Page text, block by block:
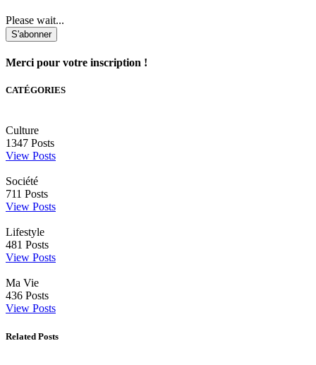
Please wait...
S'abonner
Merci pour votre inscription !
CATÉGORIES
Culture
1347 Posts
View Posts
Société
711 Posts
View Posts
Lifestyle
481 Posts
View Posts
Ma Vie
436 Posts
View Posts
Related Posts